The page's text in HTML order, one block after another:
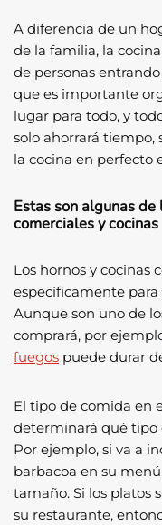
A diferencia de un
de la familia, la
de personas
que es importante
lugar para todo, y
solo ahorrará
la cocina en perfecto
Estas son algunas
comerciales y cocinas
Los hornos y cocinas
específicamente
Aunque son uno de
comprará, por
fuegos puede durar
El tipo de comida en
determinará qué tipo
Por ejemplo, si va a
barbacoa en su
tamaño. Si los platos
su restaurante,